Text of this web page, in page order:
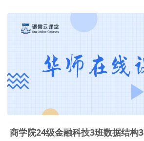
商学院24级金融科技3班数据结构3